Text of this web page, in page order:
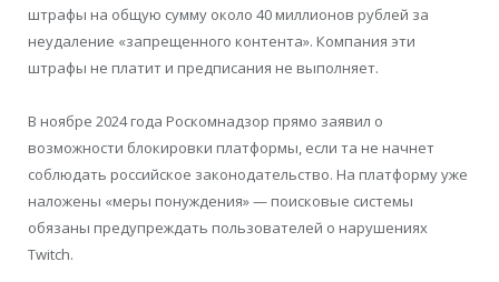
штрафы на общую сумму около 40 миллионов рублей за
неудаление «запрещенного контента». Компания эти
штрафы не платит и предписания не выполняет.
В ноябре 2024 года Роскомнадзор прямо заявил о
возможности блокировки платформы, если та не начнет
соблюдать российское законодательство. На платформу уже
наложены «меры понуждения» — поисковые системы
обязаны предупреждать пользователей о нарушениях
Twitch.